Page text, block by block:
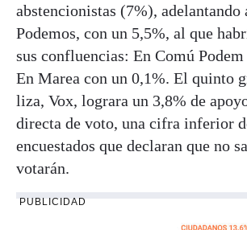
abstencionistas (7%), adelantando
Podemos, con un 5,5%, al que
sus confluencias: En Comú
En Marea con un 0,1%. El quinto
liza, Vox, lograra un 3,8% de
directa de voto, una cifra inferior
encuestados que declaran que no
votarán.
PUBLICIDAD